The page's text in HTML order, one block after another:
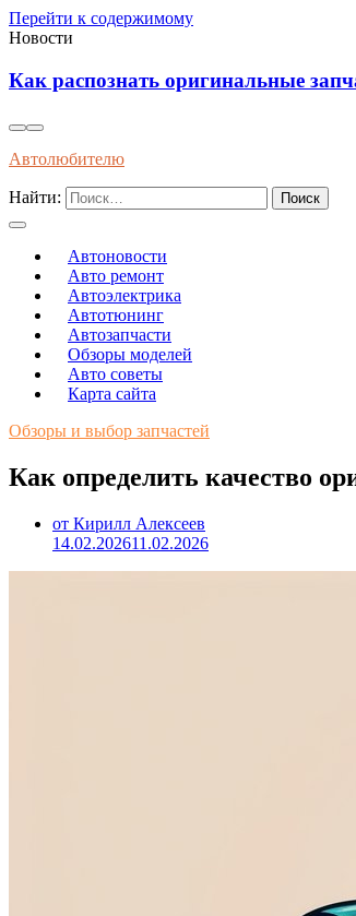
Перейти к содержимому
Новости
Как распознать оригинальные
Автолюбителю
Найти:
Автоновости
Авто ремонт
Автоэлектрика
Автотюнинг
Автозапчасти
Обзоры моделей
Авто советы
Карта сайта
Обзоры и выбор запчастей
Как определить качество
от Кирилл Алексеев
14.02.202611.02.2026